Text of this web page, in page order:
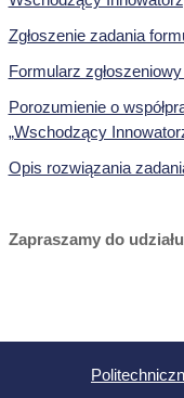
Zgłoszenie zadania
Formularz
Porozumienie o
„Wschodzący
Opis rozwiązania
Zapraszamy do